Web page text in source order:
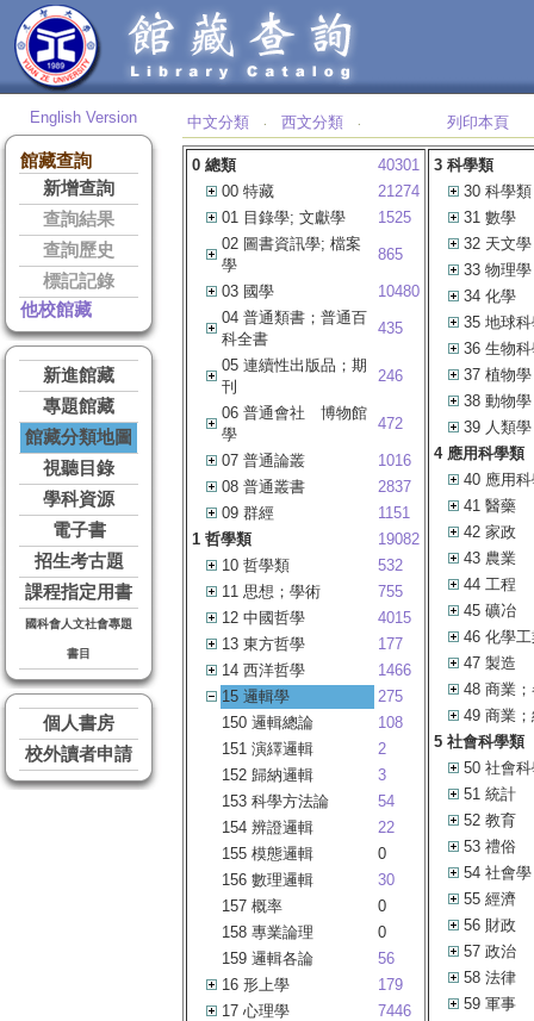
English Version
館藏查詢
新增查詢
查詢結果
查詢歷史
標記記錄
他校館藏
新進館藏
專題館藏
館藏分類地圖
視聽目錄
學科資源
電子書
招生考古題
課程指定用書
國科會人文社會專題
書目
個人書房
校外讀者申請
中文分類 ‧ 西文分類 ‧ 列印本頁
0 總類
40301
00 特藏
21274
01 目錄學; 文獻學
1525
02 圖書資訊學; 檔案
學
865
03 國學
10480
04 普通類書；普通百
科全書
435
05 連續性出版品；期
刊
246
06 普通會社 博物館
學
472
07 普通論叢
1016
08 普通叢書
2837
09 群經
1151
1 哲學類
19082
10 哲學類
532
11 思想；學術
755
12 中國哲學
4015
13 東方哲學
177
14 西洋哲學
1466
15 邏輯學
275
150 邏輯總論
108
151 演繹邏輯
2
152 歸納邏輯
3
153 科學方法論
54
154 辨證邏輯
22
155 模態邏輯
0
156 數理邏輯
30
157 概率
0
158 專業論理
0
159 邏輯各論
56
16 形上學
179
17 心理學
7446
3 科學類
30 科學類
31 數學
32 天文學
33 物理學
34 化學
35 地球
36 生物
37 植物學
38 動物學
39 人類學
4 應用科學類
40 應用
41 醫藥
42 家政
43 農業
44 工程
45 礦冶
46 化學
47 製造
48 商業
49 商業
5 社會科學類
50 社會
51 統計
52 教育
53 禮俗
54 社會學
55 經濟
56 財政
57 政治
58 法律
59 軍事